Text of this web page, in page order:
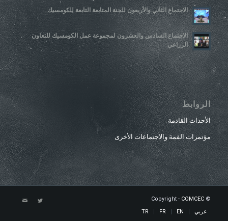
الاجتماع الثاني والأربعون للجنة المتابعة التابعة للكومسيك
الاجتماع السادس والعشرون لمجموعة عمل الكومسيك للتعاون
الزراعي
الروابط
الأحداث القادمة
مؤتمرات القمة والاجتماعات الأخرى
© Copyright -
COMCEC
عربي
EN
FR
TR